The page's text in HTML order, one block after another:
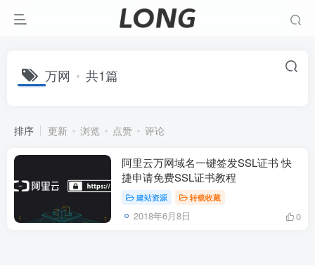
万网 共1篇
排序 更新 浏览 点赞 评论
阿里云万网域名一键签发SSL证书 快
捷申请免费SSL证书教程
建站资源 转载收藏
2018年6月8日 0